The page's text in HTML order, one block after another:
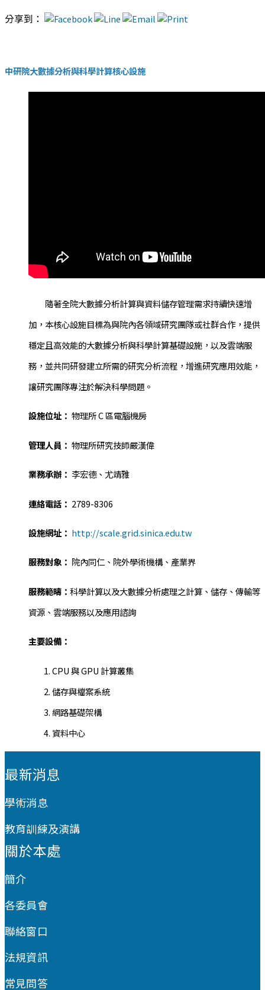
分享到：
中研院大數據分析與科學計算核心設施
隨著全院大數據分析計算與資料儲存管理需求持續快速增
加，本核心設施目標為與院內各領域研究團隊或社群合作，提供
穩定且高效能的大數據分析與科學計算基礎設施，以及雲端服
務，並共同研發建立所需的研究分析流程，增進研究應用效能，
讓研究團隊專注於解決科學問題。
設施位址： 物理所 C 區電腦機房
管理人員： 物理所研究技師嚴漢偉
業務承辦： 李宏德、尤靖雅
連絡電話： 2789-8306
設施網址： http://scale.grid.sinica.edu.tw
服務對象： 院內同仁、院外學術機構、產業界
服務範疇： 科學計算以及大數據分析處理之計算、儲存、傳輸等
資源、雲端服務以及應用諮詢
主要設備：
CPU 與 GPU 計算叢集
儲存與檔案系統
網路基礎架構
資料中心
最新消息
學術消息
教育訓練及演講
關於本處
簡介
各委員會
聯絡窗口
法規資訊
常見問答